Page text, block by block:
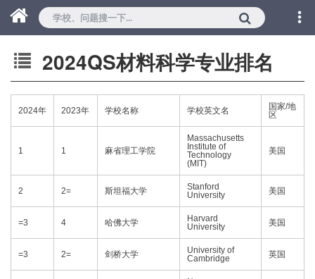
2024QS材料科学专业排名
2024年 2023年 学校名称 学校英文名
国家/地
区
1 1 麻省理工学院
Massachusetts
Institute of
Technology
(MIT)
美国
2 2= 斯坦福大学
Stanford
University
美国
=3 4 哈佛大学
Harvard
University
美国
=3 2= 剑桥大学
University of
Cambridge
英国